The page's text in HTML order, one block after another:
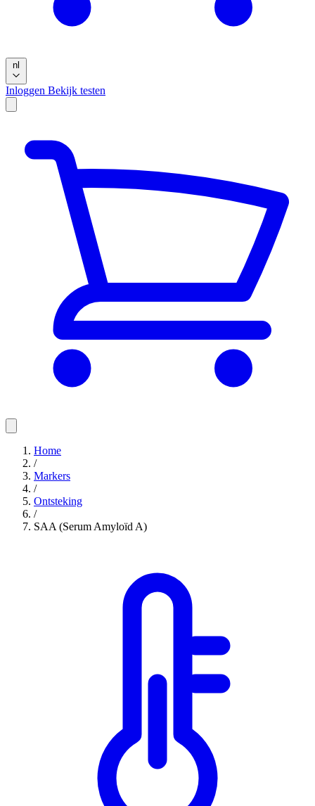
nl
Inloggen Bekijk testen
Home
/
Markers
/
Ontsteking
/
SAA (Serum Amyloïd A)